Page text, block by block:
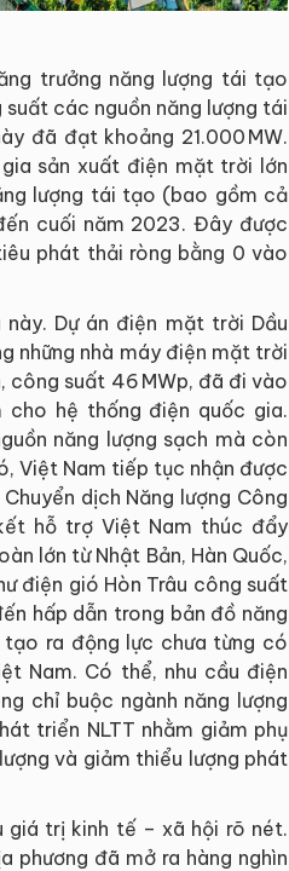
trưởng năng lượng tái tạo
các nguồn năng lượng tái
đã đạt khoảng 21.000 MW.
sản xuất điện mặt trời lớn
lượng tái tạo (bao gồm cả
cuối năm 2023. Đây được
phát thải ròng bằng 0 vào
Dự án điện mặt trời Dầu
những nhà máy điện mặt trời
công suất 46 MWp, đã đi vào
cho hệ thống điện quốc gia.
năng lượng sạch mà còn
Việt Nam tiếp tục nhận được
dịch Năng lượng Công
hỗ trợ Việt Nam thúc đẩy
lớn từ Nhật Bản, Hàn Quốc,
điện gió Hòn Trâu công suất
hấp dẫn trong bản đồ năng
ra động lực chưa từng có
Nam. Có thể, nhu cầu điện
chỉ buộc ngành năng lượng
triển NLTT nhằm giảm phụ
và giảm thiểu lượng phát
giá trị kinh tế – xã hội rõ nét.
đã mở ra hàng nghìn